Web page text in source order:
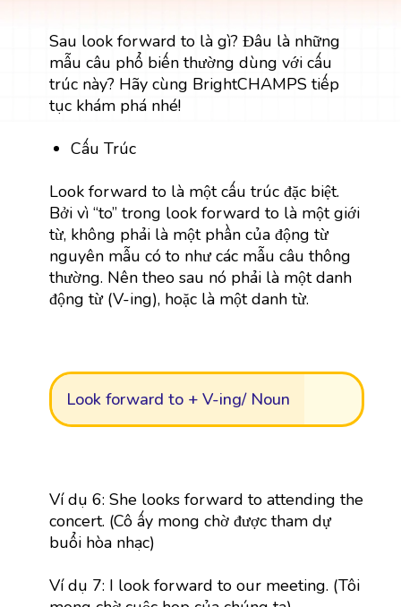
Sau look forward to là gì? Đâu là những
mẫu câu phổ biến thường dùng với cấu
trúc này? Hãy cùng BrightCHAMPS tiếp
tục khám phá nhé!
Cấu Trúc
Look forward to là một cấu trúc đặc biệt.
Bởi vì “to” trong look forward to là một giới
từ, không phải là một phần của động từ
nguyên mẫu có to như các mẫu câu thông
thường. Nên theo sau nó phải là một danh
động từ (V-ing), hoặc là một danh từ.
Look forward to + V-ing/ Noun
Ví dụ 6: She looks forward to attending the
concert. (Cô ấy mong chờ được tham dự
buổi hòa nhạc)
Ví dụ 7: I look forward to our meeting. (Tôi